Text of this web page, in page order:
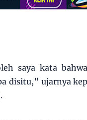
saya kata
disitu,” ujarnya